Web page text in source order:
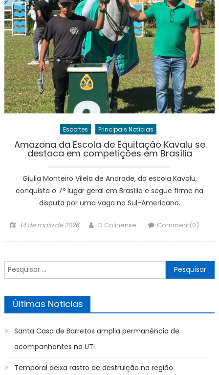
Esportes Principais Notícias
Amazona da Escola de Equitação Kavalu se
destaca em competições em Brasília
Giulia Monteiro Vilela de Andrade, da escola Kavalu,
conquista o 7º lugar geral em Brasília e segue firme na
disputa por uma vaga no Sul-Americano.
Posted
14 de maio de 2026 Author
O Colinense Comment(0)
Pesquisar
por:
Últimas Noticias
Santa Casa de Barretos amplia permanência de
acompanhantes na UTI
Temporal deixa rastro de destruição na região